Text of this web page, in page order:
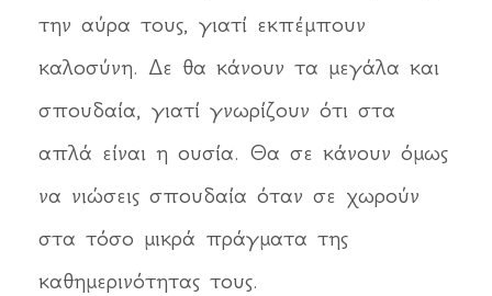
την αύρα τους, γιατί εκπέμπουν
καλοσύνη. Δε θα κάνουν τα μεγάλα και
σπουδαία, γιατί γνωρίζουν ότι στα
απλά είναι η ουσία. Θα σε κάνουν όμως
να νιώσεις σπουδαία όταν σε χωρούν
στα τόσο μικρά πράγματα της
καθημερινότητας τους.